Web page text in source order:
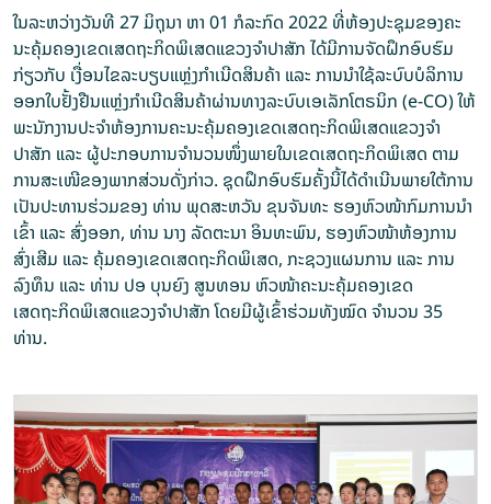
ໃນລະຫວ່າງ​ວັນ​ທີ 27 ມິຖຸນາ ຫາ 01 ກໍລະກົດ 2022 ທີ່ຫ້ອງປະ​ຊຸມ​ຂອງຄະ​
ນະຄຸ້ມຄອງເຂດເສດຖະກິດພິເສດແຂວງຈໍາປາສັກ ໄດ້ມີການຈັດຝຶກອົບຮົມ
ກ່ຽວກັບ ເງື່ອນໄຂລະບຽບແຫຼ່ງກໍາເນີດສິນຄ້າ ແລະ ການນຳໃຊ້ລະບົບບໍລິການ
ອອກໃບຢັ້ງຢືນແຫຼ່ງກໍາເນີດສິນຄ້າຜ່ານທາງລະບົບເອເລັກໂຕຣນິກ (e-CO) ໃຫ້​​
ພະນັກງານປະຈໍາຫ້ອງການຄະ​ນະຄຸ້ມຄອງເຂດເສດຖະກິດພິເສດແຂວງຈໍາ
ປາສັກ ແລະ ຜູ້​ປະ​ກອບ​ການ​ຈຳ​ນວນ​ໜຶ່ງ​ພາຍ​ໃນ​ເຂດ​ເສດ​ຖະ​ກິດ​ພິ​ເສດ​ ຕາມ
ການ​ສະ​ເໜີ​ຂອງ​ພາກ​ສ່ວນ​ດັ່ງ​ກ່າວ. ຊຸດຝຶກອົບຮົມຄັ້ງ​ນີ້ໄດ້ດຳເນີນພາຍໃຕ້ການ
ເປັນປະທານ​ຮ່ວມຂອງ ທ່ານ ພຸດ​ສະ​ຫວັນ ຂຸນ​ຈັນ​ທະ ຮອງຫົວໜ້າກົມກ​ານ​ນຳ​
ເຂົ້າ ແລະ ສົ່ງ​ອອກ, ທ່ານ ນາງ ລັດຕະນາ ອິນທະພົນ, ຮອງ​ຫົວ​ໜ້າຫ້ອງການ
ສົ່ງເສີມ ແລະ ຄຸ້ມຄອງເຂດເສດຖະກິດພິເສດ, ກະຊວງແຜນການ ແລະ ການ
ລົງທຶນ ແລະ ທ່ານ ປອ ບຸນຍົງ ສູນທອນ ຫົວໜ້າຄະນະຄຸ້ມຄອງເຂດ
ເສດຖະກິດພິເສດແຂວງຈຳປາສັກ ໂດຍມີຜູ້ເຂົ້າຮ່ວມທັງໝົດ ຈຳ​ນວນ 35
ທ່ານ.